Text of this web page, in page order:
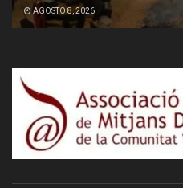
AGOSTO 8, 2026